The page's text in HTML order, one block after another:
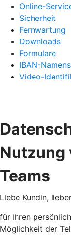
Online-
Sicherheit
Fernwartung
Downloads
Formulare
IBAN-
Video-
Nutzung
Teams
Liebe Kundin,
für Ihren
Möglichkeit der